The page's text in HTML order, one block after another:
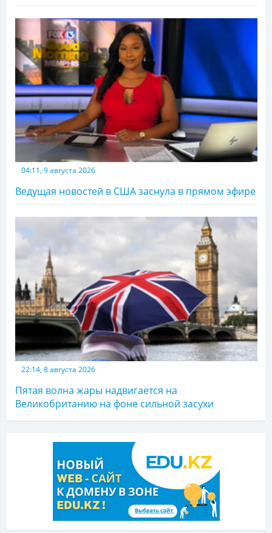
04:11, 9 августа 2026
Ведущая новостей в США заснула в прямом эфире
22:14, 8 августа 2026
Пятая волна жары надвигается на
Великобританию на фоне сильной засухи